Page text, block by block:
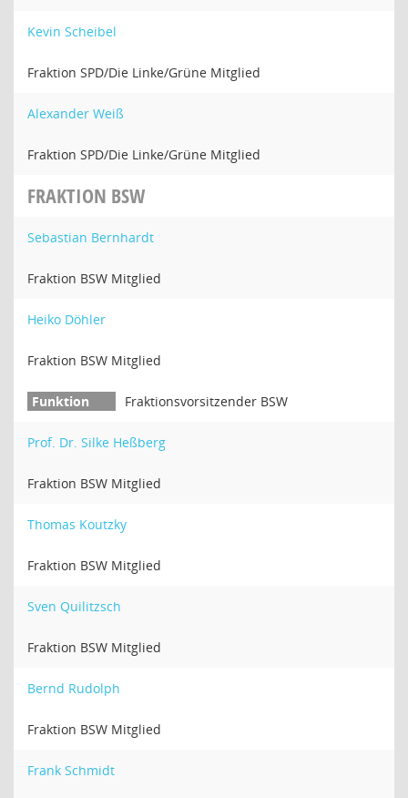
Kevin Scheibel
Fraktion SPD/Die Linke/Grüne Mitglied
Alexander Weiß
Fraktion SPD/Die Linke/Grüne Mitglied
FRAKTION BSW
Sebastian Bernhardt
Fraktion BSW Mitglied
Heiko Döhler
Fraktion BSW Mitglied
Fraktionsvorsitzender BSW
Prof. Dr. Silke Heßberg
Fraktion BSW Mitglied
Thomas Koutzky
Fraktion BSW Mitglied
Sven Quilitzsch
Fraktion BSW Mitglied
Bernd Rudolph
Fraktion BSW Mitglied
Frank Schmidt